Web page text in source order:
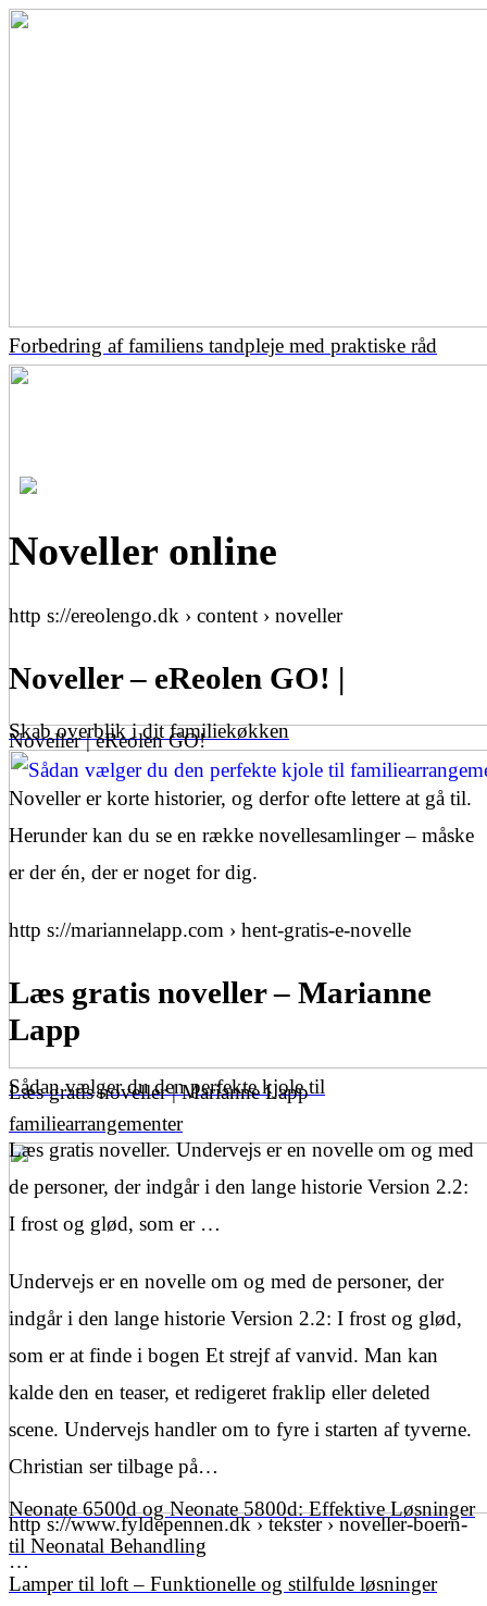
Forbedring af familiens tandpleje med praktiske råd
Skab overblik i dit familiekøkken
Sådan vælger du den perfekte kjole til
familiearrangementer
Neonate 6500d og Neonate 5800d: Effektive Løsninger
til Neonatal Behandling
Lamper til loft – Funktionelle og stilfulde løsninger
Noveller online
http s://ereolengo.dk › content › noveller
Noveller – eReolen GO! |
Noveller | eReolen GO!
Noveller er korte historier, og derfor ofte lettere at gå til.
Herunder kan du se en række novellesamlinger – måske
er der én, der er noget for dig.
http s://mariannelapp.com › hent-gratis-e-novelle
Læs gratis noveller – Marianne
Lapp
Læs gratis noveller | Marianne Lapp
Læs gratis noveller. Undervejs er en novelle om og med
de personer, der indgår i den lange historie Version 2.2:
I frost og glød, som er …
Undervejs er en novelle om og med de personer, der
indgår i den lange historie Version 2.2: I frost og glød,
som er at finde i bogen Et strejf af vanvid. Man kan
kalde den en teaser, et redigeret fraklip eller deleted
scene. Undervejs handler om to fyre i starten af tyverne.
Christian ser tilbage på…
http s://www.fyldepennen.dk › tekster › noveller-boern-
…